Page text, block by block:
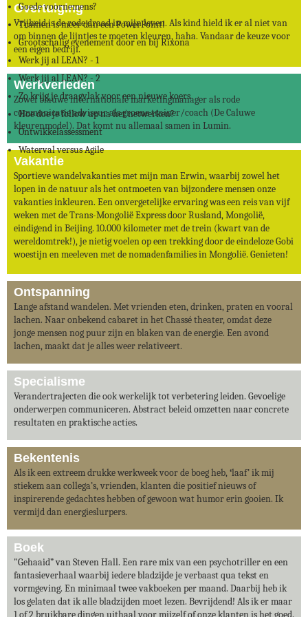
Goede voornemens?
Trainen is meer dan een PowerPoint!
Grootschalig evenement door en bij Rixona
Werk jij al LEAN? - 1
Werk jij al LEAN? - 2
Zo krijg je draagvlak voor een nieuwe koers
Hoe doe je follow up na het netwerken?
Ontwikkelassessment
Waterval versus Agile
Overtuiging
Vrijheid is de rode draad in mijn leven. Als kind hield ik er al niet van
om binnen de lijntjes te moeten kleuren, haha. Vandaar de keuze voor
een eigen bedrijf.
Werkverleden
Zowel blauwe internationale marketingmanager als rode
communicatie adviseur als groene trainer/coach (De Caluwe
kleurenmodel). Dat komt nu allemaal samen in Lumin.
Vak​antie
Sportieve wandelvakanties met mijn man Erwin, waarbij zowel het
lopen in de natuur als het ontmoeten van bijzondere mensen onze
vakanties inkleuren. Een onvergetelijke ervaring was een reis van vijf
weken met de Trans-Mongolië Express door Rusland, Mongolië,
eindigend in Beijing. 10.000 kilometer met de trein (kwart van de
wereldomtrek!), je nietig voelen op een trekking door de eindeloze Gobi
woestijn en meeleven met de nomadenfamilies in Mongolië. Genieten!
Ontspanning
Lange afstand wandelen. Met vrienden eten, drinken, praten en vooral
lachen. Naar onbekend cabaret in het Chassé theater, omdat deze
jonge mensen nog puur zijn en blaken van de energie. Een avond
lachen, maakt dat je alles weer relativeert.
Specialisme
Verandertrajecten die ook werkelijk tot verbetering leiden. Gevoelige
onderwerpen communiceren. Abstract beleid omzetten naar concrete
resultaten en praktische acties.
Bekentenis
Als ik een extreem drukke werkweek voor de boeg heb,‘laaf’ ik mij
stiekem aan collega’s, vrienden, klanten die positief nieuws of
inspirerende gedachtes hebben of gewoon wat humor erin gooien. Ik
vermijd dan energieslurpers.
Boek
"Gehaaid” van Steven Hall. Een rare mix van een psychotriller en een
fantasieverhaal waarbij iedere bladzijde je verbaast qua tekst en
vormgeving. En minimaal twee vakboeken per maand. Daarbij heb ik
los gelaten dat ik alle bladzijden moet lezen. Bevrijdend! Als ik er maar
1 of 2 bruikbare dingen uithaal voor mijzelf of onze klanten is het goed.